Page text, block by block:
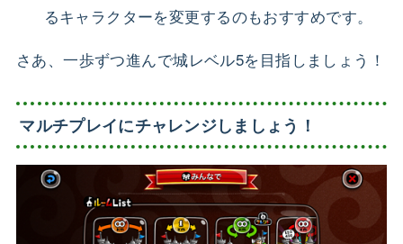
るキャラクターを変更するのもおすすめです。
さあ、一歩ずつ進んで城レベル5を目指しましょう！
マルチプレイにチャレンジしましょう！